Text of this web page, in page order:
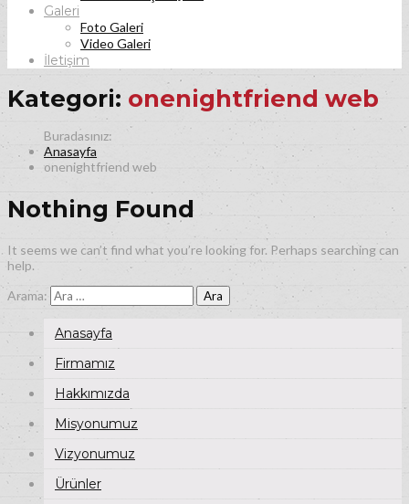
Galeri
Foto Galeri
Video Galeri
İletişim
Kategori: onenightfriend web
Anasayfa
onenightfriend web
Nothing Found
It seems we can’t find what you’re looking for. Perhaps searching can
help.
Arama:
Anasayfa
Firmamız
Hakkımızda
Misyonumuz
Vizyonumuz
Ürünler